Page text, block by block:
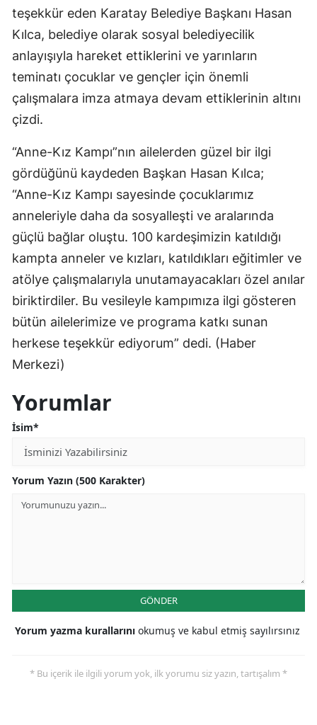
Konya
Kütahya
Malatya
Manisa
Mardin
Muğla
Muş
Nevşehir
Niğde
Ordu
Tunceli
Van
teşekkür eden Karatay Belediye Başkanı Hasan
Kılca, belediye olarak sosyal belediyecilik
anlayışıyla hareket ettiklerini ve yarınların
teminatı çocuklar ve gençler için önemli
çalışmalara imza atmaya devam ettiklerinin altını
çizdi.
“Anne-Kız Kampı”nın ailelerden güzel bir ilgi
gördüğünü kaydeden Başkan Hasan Kılca;
“Anne-Kız Kampı sayesinde çocuklarımız
anneleriyle daha da sosyalleşti ve aralarında
güçlü bağlar oluştu. 100 kardeşimizin katıldığı
kampta anneler ve kızları, katıldıkları eğitimler ve
atölye çalışmalarıyla unutamayacakları özel anılar
biriktirdiler. Bu vesileyle kampımıza ilgi gösteren
bütün ailelerimize ve programa katkı sunan
herkese teşekkür ediyorum” dedi. (Haber
Merkezi)
Yorumlar
İsim*
Yorum Yazın (500 Karakter)
GÖNDER
Yorum yazma kurallarını okumuş ve kabul etmiş sayılırsınız
* Bu içerik ile ilgili yorum yok, ilk yorumu siz yazın, tartışalım *